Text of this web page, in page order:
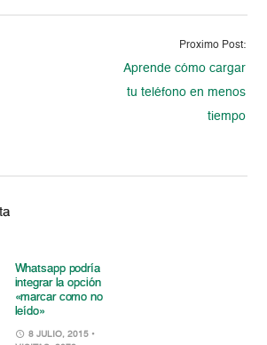
Proximo Post:
Aprende cómo cargar
tu teléfono en menos
tiempo
Whatsapp podría
integrar la opción
«marcar como no
leído»
8 JULIO, 2015 •